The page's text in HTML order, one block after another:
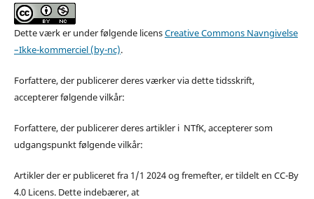
Dette værk er under følgende licensCreative Commons Navngivelse
–Ikke-kommerciel (by-nc).
Forfattere, der publicerer deres værker via dette tidsskrift,
accepterer følgende vilkår:
Forfattere, der publicerer deres artikler i NTfK, accepterer som
udgangspunkt følgende vilkår:
Artikler der er publiceret fra 1/1 2024 og fremefter, er tildelt en CC-By
4.0 Licens. Dette indebærer, at